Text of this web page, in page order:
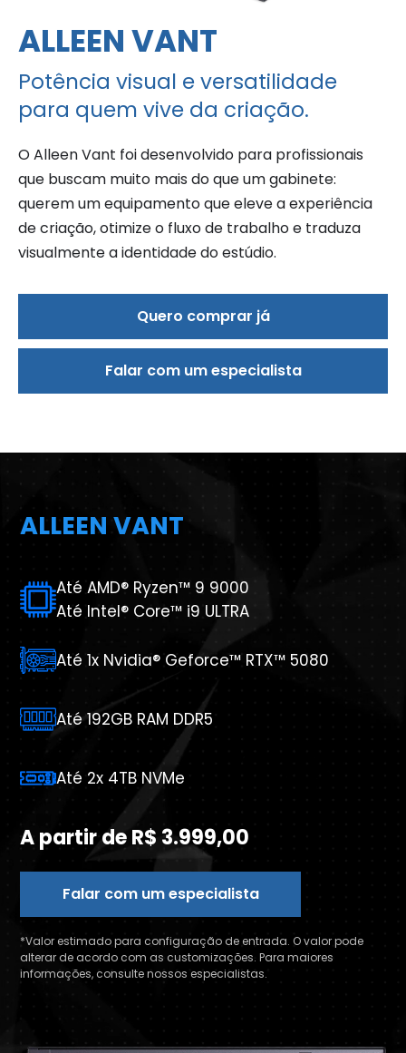
ALLEEN VANT
Potência visual e versatilidade
para quem vive da criação.
O Alleen Vant foi desenvolvido para profissionais
que buscam muito mais do que um gabinete:
querem um equipamento que eleve a experiência
de criação, otimize o fluxo de trabalho e traduza
visualmente a identidade do estúdio.
Quero comprar já
Falar com um especialista
ALLEEN VANT
Até AMD® Ryzen™ 9 9000
Até Intel® Core™ i9 ULTRA
Até 1x Nvidia® Geforce™ RTX™ 5080
Até 192GB RAM DDR5
Até 2x 4TB NVMe
A partir de R$ 3.999,00
Falar com um especialista
*Valor estimado para configuração de entrada. O valor pode
alterar de acordo com as customizações. Para maiores
informações, consulte nossos especialistas.